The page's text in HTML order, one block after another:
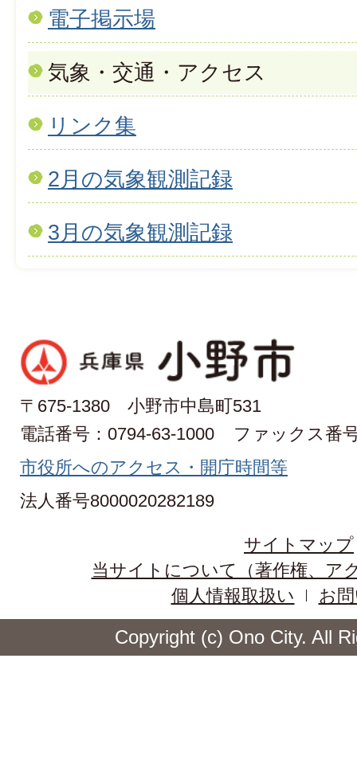
電子掲示場
気象・交通・アクセス
リンク集
2月の気象観測記録
3月の気象観測記録
〒675-1380 小野市中島町531
電話番号：0794-63-1000
ファックス番
市役所へのアクセス・開庁時間等
法人番号8000020282189
サイトマップ
当サイトについて（著作権、ア
個人情報取扱い
お
Copyright (c) Ono City. All